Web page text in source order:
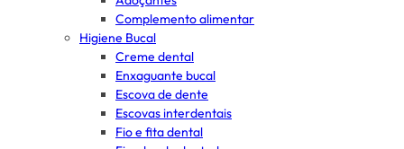
Complemento alimentar
Higiene Bucal
Creme dental
Enxaguante bucal
Escova de dente
Escovas interdentais
Fio e fita dental